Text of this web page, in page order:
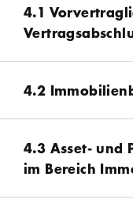
4.1
4.2
4.3 Asset- und
im Bereich